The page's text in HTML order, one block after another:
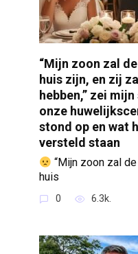
“Mijn zoon zal
huis zijn, en zij
hebben,” zei
onze
stond op en wat
versteld staan
“Mijn zoon zal
huis
0 6.3k.